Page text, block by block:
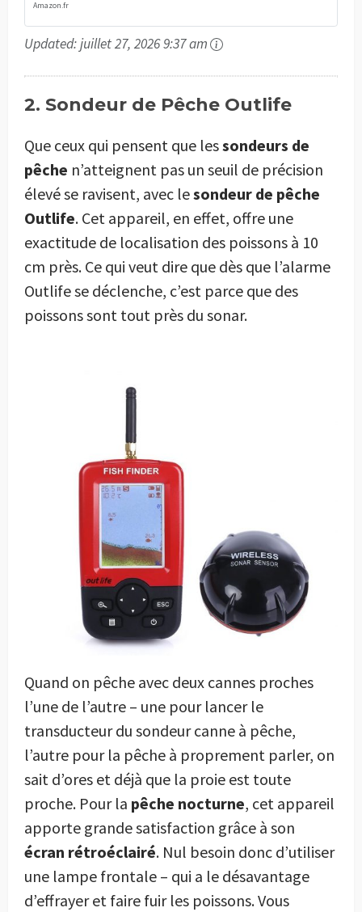
Amazon.fr
Updated:juillet 27, 2026 9:37 am
2. Sondeur de Pêche Outlife
Que ceux qui pensent que lessondeurs de
pêche n’atteignent pas un seuil de précision
élevé se ravisent, avec lesondeur de pêche
Outlife. Cet appareil, en effet, offre une
exactitude de localisation des poissons à 10
cm près. Ce qui veut dire que dès que l’alarme
Outlife se déclenche, c’est parce que des
poissons sont tout près du sonar.
Quand on pêche avec deux cannes proches
l’une de l’autre – une pour lancer le
transducteur du sondeur canne à pêche,
l’autre pour la pêche à proprement parler, on
sait d’ores et déjà que la proie est toute
proche. Pour la pêche nocturne, cet appareil
apporte grande satisfaction grâce à son
écran rétroéclairé. Nul besoin donc d’utiliser
une lampe frontale – qui a le désavantage
d’effrayer et faire fuir les poissons. Vous